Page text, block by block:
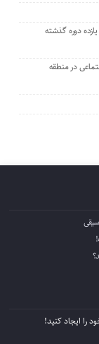
دوره گذشته
در منطقه
را ايجاد كنيد!